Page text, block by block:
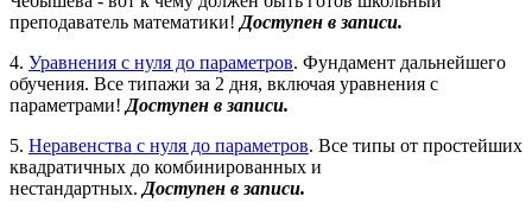
преподаватель математики! Доступен в записи.
4. Уравнения с нуля до параметров. Фундамент дальнейшего
обучения. Все типажи за 2 дня, включая уравнения с
параметрами! Доступен в записи.
5. Неравенства с нуля до параметров. Все типы от простейших
квадратичных до комбинированных и
нестандартных. Доступен в записи.